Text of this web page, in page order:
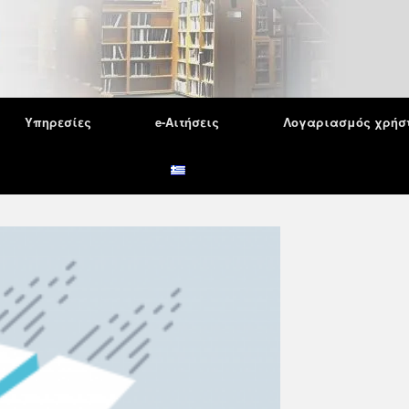
Υπηρεσίες e-Αιτήσεις Λογαριασμός
σεμινάριο
για ερευνητές/